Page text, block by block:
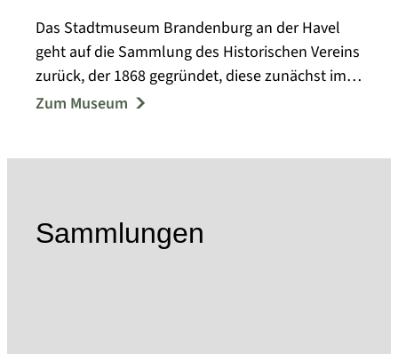
Das Stadtmuseum Brandenburg an der Havel
geht auf die Sammlung des Historischen Vereins
zurück, der 1868 gegründet, diese zunächst im
Steintorturm, ab 1923 im barocken Frey-Haus
übergaben seine Erben 1939 der Stadt über,
ebenso übergab der Historische Verein die
Zum Museum
Sammlungen